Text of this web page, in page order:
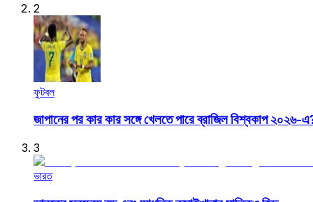
2
ফুটবল
জাপানের পর কার কার সঙ্গে খেলতে পারে ব্রাজিল বিশ্বকাপ ২০২৬-
3
ভারত